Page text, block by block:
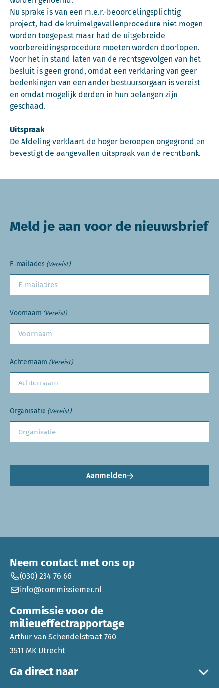
Nu sprake is van een m.e.r.-beoordelingsplichtig
project, had de kruimelgevallenprocedure niet mogen
worden toegepast maar had de uitgebreide
voorbereidingsprocedure moeten worden doorlopen.
Voor het in stand laten van de rechtsgevolgen van het
besluit is geen grond, omdat een verklaring van geen
bedenkingen van een ander bestuursorgaan is vereist
en omdat mogelijk derden in hun belangen zijn
geschaad.
Uitspraak
De Afdeling verklaart de hoger beroepen ongegrond en
bevestigt de aangevallen uitspraak van de rechtbank.
Meld je aan voor de nieuwsbrief
E-mailades (Vereist)
Voornaam (Vereist)
Achternaam (Vereist)
Organisatie (Vereist)
Aanmelden
Ga direct naar
Neem contact met ons op
(030) 234 76 66
info@commissiemer.nl
Commissie voor de
milieueffectrapportage
Arthur van Schendelstraat 760
3511 MK Utrecht